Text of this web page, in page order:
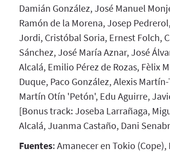
Damián González, José Manuel
Ramón de la Morena, Josep
Jordi, Cristóbal Soria, Ernest Folch,
Sánchez, José María Aznar, José
Alcalá, Emilio Pérez de Rozas, Fèlix
Duque, Paco González, Alexis
Martín Otín 'Petón', Edu Aguirre,
[Bonus track: Joseba Larrañaga,
Alcalá, Juanma Castaño, Dani
Fuentes: Amanecer en Tokio